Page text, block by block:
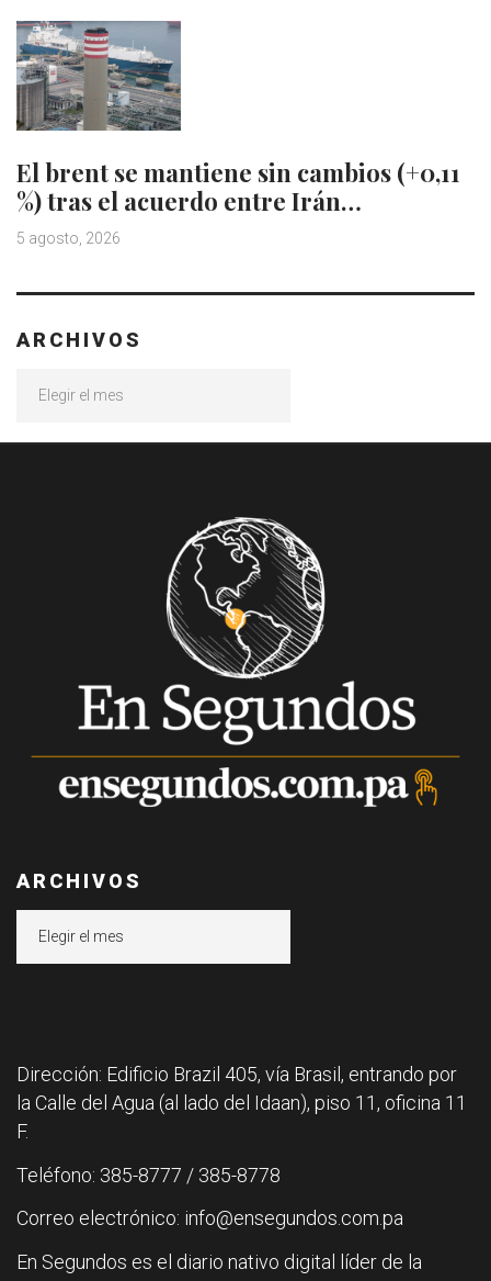
El brent se mantiene sin cambios (+0,11
%) tras el acuerdo entre Irán…
5 agosto, 2026
ARCHIVOS
ARCHIVOS
Dirección: Edificio Brazil 405, vía Brasil, entrando por
la Calle del Agua (al lado del Idaan), piso 11, oficina 11
F.
Teléfono: 385-8777 / 385-8778
Correo electrónico: info@ensegundos.com.pa
En Segundos es el diario nativo digital líder de la